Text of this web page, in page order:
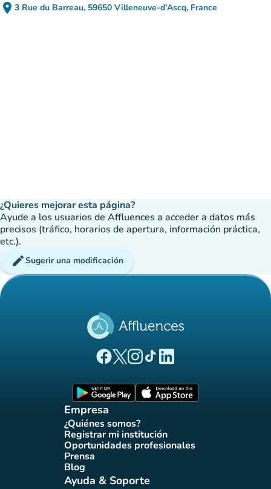
place 3 Rue du Barreau, 59650 Villeneuve-d'Ascq, France
(abrir en Google Maps)
(nueva pestaña)
¿Quieres mejorar esta página?
Ayude a los usuarios de Affluences a acceder a datos más
precisos (tráfico, horarios de apertura, información práctica,
etc.).
editSugerir una modificación
(nueva pestaña)
(nueva pestaña)
(nueva pestaña)
(nueva pestaña)
(nueva pestaña)
Empresa
¿Quiénes somos?
(nueva pestaña)
Registrar mi institución
(nueva pestaña)
Oportunidades profesionales
(nueva pestaña)
Prensa(nueva pestaña)
Blog(nueva pestaña)
Ayuda & Soporte